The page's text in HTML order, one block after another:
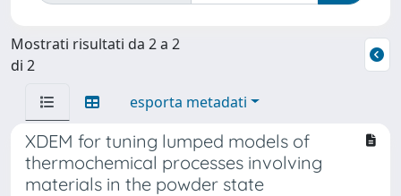
Mostrati risultati da 2 a 2
di 2
esporta metadati
XDEM for tuning lumped models of
thermochemical processes involving
materials in the powder state